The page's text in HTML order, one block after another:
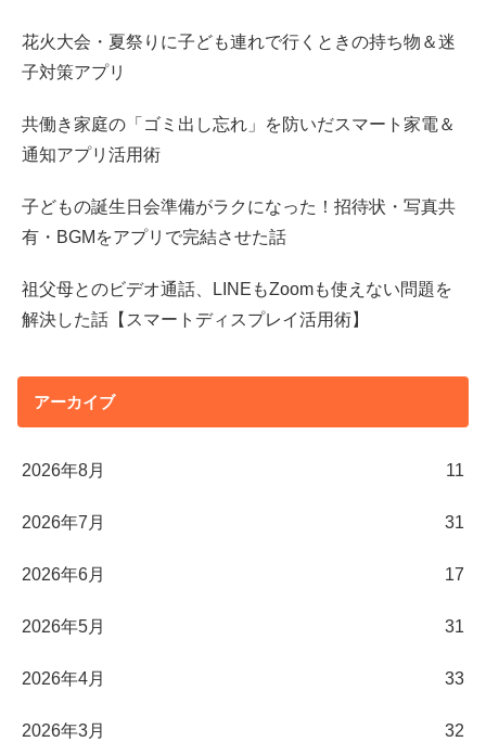
花火大会・夏祭りに子ども連れで行くときの持ち物＆迷
子対策アプリ
共働き家庭の「ゴミ出し忘れ」を防いだスマート家電＆
通知アプリ活用術
子どもの誕生日会準備がラクになった！招待状・写真共
有・BGMをアプリで完結させた話
祖父母とのビデオ通話、LINEもZoomも使えない問題を
解決した話【スマートディスプレイ活用術】
アーカイブ
2026年8月 11
2026年7月 31
2026年6月 17
2026年5月 31
2026年4月 33
2026年3月 32